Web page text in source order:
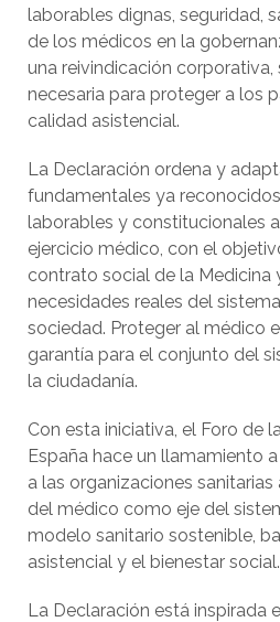
laborables dignas, seguridad,
de los médicos en la
una reivindicación
necesaria para proteger a los
calidad asistencial.
La Declaración ordena y
fundamentales ya
laborables y constitucionales
ejercicio médico, con el
contrato social de la Medicina
necesidades reales del
sociedad. Proteger al médico
garantía para el conjunto del
la ciudadanía.
Con esta iniciativa, el Foro de
España hace un llamamiento
a las organizaciones
del médico como eje del
modelo sanitario sostenible,
asistencial y el bienestar social.
La Declaración está inspirada